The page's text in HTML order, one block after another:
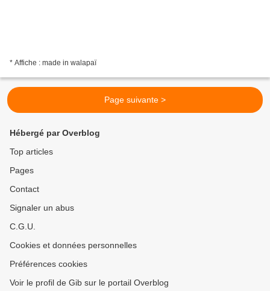
* Affiche : made in walapaï
Page suivante >
Hébergé par Overblog
Top articles
Pages
Contact
Signaler un abus
C.G.U.
Cookies et données personnelles
Préférences cookies
Voir le profil de Gib sur le portail Overblog